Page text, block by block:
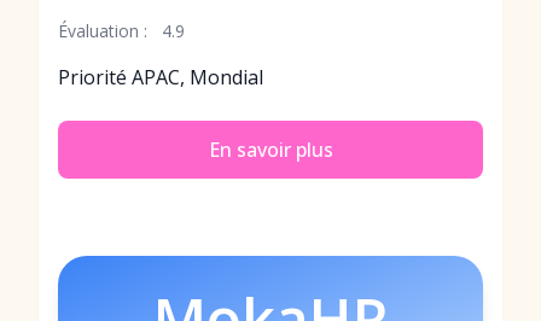
Évaluation :
4.9
Priorité APAC, Mondial
En savoir plus